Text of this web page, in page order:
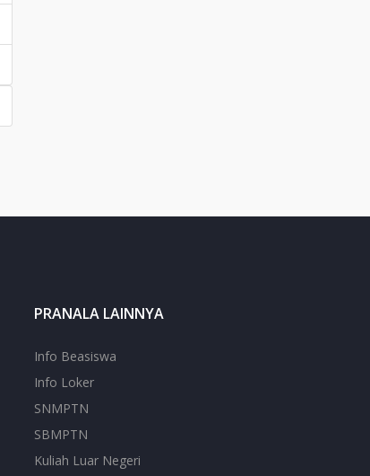
PRANALA LAINNYA
Info Beasiswa
Info Loker
SNMPTN
SBMPTN
Kuliah Luar Negeri